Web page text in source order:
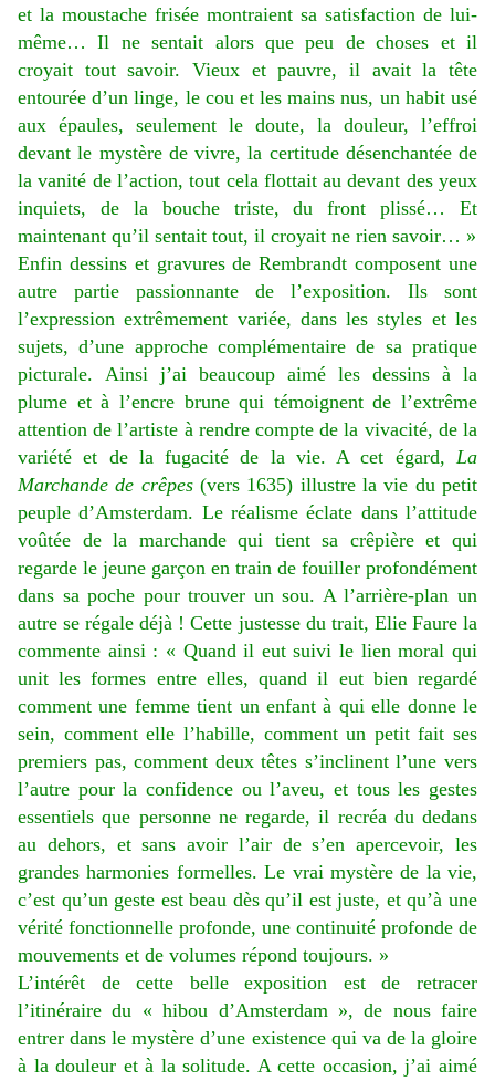
et la moustache frisée montraient sa satisfaction de lui-
même… Il ne sentait alors que peu de choses et il
croyait tout savoir. Vieux et pauvre, il avait la tête
entourée d’un linge, le cou et les mains nus, un habit usé
aux épaules, seulement le doute, la douleur, l’effroi
devant le mystère de vivre, la certitude désenchantée de
la vanité de l’action, tout cela flottait au devant des yeux
inquiets, de la bouche triste, du front plissé… Et
maintenant qu’il sentait tout, il croyait ne rien savoir… »
Enfin dessins et gravures de Rembrandt composent une
autre partie passionnante de l’exposition. Ils sont
l’expression extrêmement variée, dans les styles et les
sujets, d’une approche complémentaire de sa pratique
picturale. Ainsi j’ai beaucoup aimé les dessins à la
plume et à l’encre brune qui témoignent de l’extrême
attention de l’artiste à rendre compte de la vivacité, de la
variété et de la fugacité de la vie. A cet égard, La
Marchande de crêpes(vers 1635) illustre la vie du petit
peuple d’Amsterdam. Le réalisme éclate dans l’attitude
voûtée de la marchande qui tient sa crêpière et qui
regarde le jeune garçon en train de fouiller profondément
dans sa poche pour trouver un sou. A l’arrière-plan un
autre se régale déjà ! Cette justesse du trait, Elie Faure la
commente ainsi : « Quand il eut suivi le lien moral qui
unit les formes entre elles, quand il eut bien regardé
comment une femme tient un enfant à qui elle donne le
sein, comment elle l’habille, comment un petit fait ses
premiers pas, comment deux têtes s’inclinent l’une vers
l’autre pour la confidence ou l’aveu, et tous les gestes
essentiels que personne ne regarde, il recréa du dedans
au dehors, et sans avoir l’air de s’en apercevoir, les
grandes harmonies formelles. Le vrai mystère de la vie,
c’est qu’un geste est beau dès qu’il est juste, et qu’à une
vérité fonctionnelle profonde, une continuité profonde de
mouvements et de volumes répond toujours. »
L’intérêt de cette belle exposition est de retracer
l’itinéraire du « hibou d’Amsterdam », de nous faire
entrer dans le mystère d’une existence qui va de la gloire
à la douleur et à la solitude. A cette occasion, j’ai aimé